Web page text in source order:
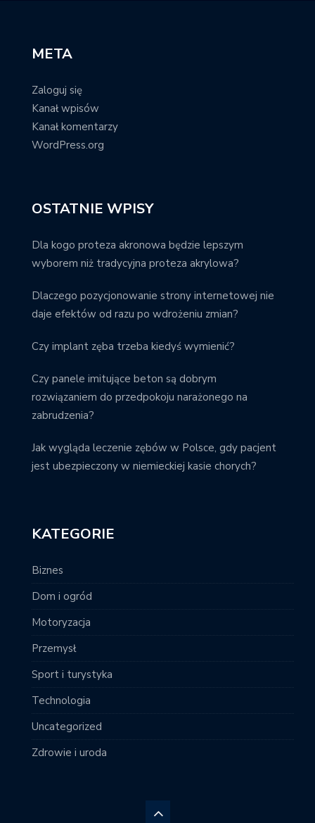
META
Zaloguj się
Kanał wpisów
Kanał komentarzy
WordPress.org
OSTATNIE WPISY
Dla kogo proteza akronowa będzie lepszym
wyborem niż tradycyjna proteza akrylowa?
Dlaczego pozycjonowanie strony internetowej nie
daje efektów od razu po wdrożeniu zmian?
Czy implant zęba trzeba kiedyś wymienić?
Czy panele imitujące beton są dobrym
rozwiązaniem do przedpokoju narażonego na
zabrudzenia?
Jak wygląda leczenie zębów w Polsce, gdy pacjent
jest ubezpieczony w niemieckiej kasie chorych?
KATEGORIE
Biznes
Dom i ogród
Motoryzacja
Przemysł
Sport i turystyka
Technologia
Uncategorized
Zdrowie i uroda